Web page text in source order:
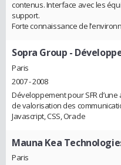
contenus. Interface avec les
support.
Forte connaissance de
Sopra Group -
Paris
2007 - 2008
Développement pour SFR
de valorisation des
Javascript, CSS, Oracle
Mauna Kea
Paris